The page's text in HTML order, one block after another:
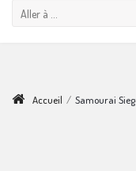
Aller à ...
Accueil / Samourai